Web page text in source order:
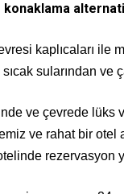
kaplıcaları ile
sıcak sularından
ve çevrede lüks
ve rahat bir otel
rezervasyon